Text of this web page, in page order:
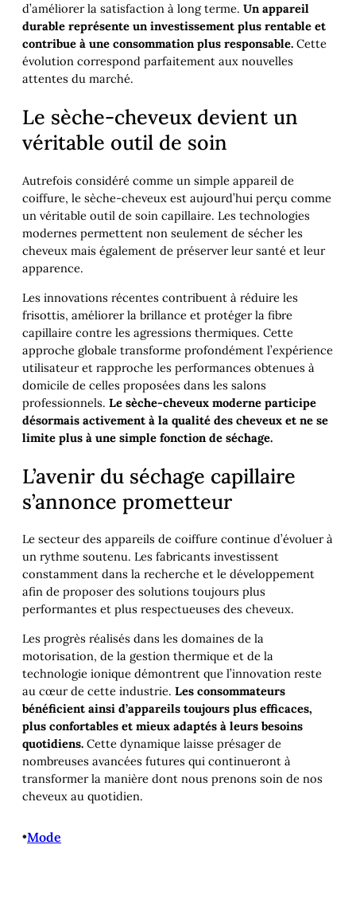
d’améliorer la satisfaction à long terme. Un appareil
durable représente un investissement plus rentable et
contribue à une consommation plus responsable. Cette
évolution correspond parfaitement aux nouvelles
attentes du marché.
Le sèche-cheveux devient un
véritable outil de soin
Autrefois considéré comme un simple appareil de
coiffure, le sèche-cheveux est aujourd’hui perçu comme
un véritable outil de soin capillaire. Les technologies
modernes permettent non seulement de sécher les
cheveux mais également de préserver leur santé et leur
apparence.
Les innovations récentes contribuent à réduire les
frisottis, améliorer la brillance et protéger la fibre
capillaire contre les agressions thermiques. Cette
approche globale transforme profondément l’expérience
utilisateur et rapproche les performances obtenues à
domicile de celles proposées dans les salons
professionnels. Le sèche-cheveux moderne participe
désormais activement à la qualité des cheveux et ne se
limite plus à une simple fonction de séchage.
L’avenir du séchage capillaire
s’annonce prometteur
Le secteur des appareils de coiffure continue d’évoluer à
un rythme soutenu. Les fabricants investissent
constamment dans la recherche et le développement
afin de proposer des solutions toujours plus
performantes et plus respectueuses des cheveux.
Les progrès réalisés dans les domaines de la
motorisation, de la gestion thermique et de la
technologie ionique démontrent que l’innovation reste
au cœur de cette industrie. Les consommateurs
bénéficient ainsi d’appareils toujours plus efficaces,
plus confortables et mieux adaptés à leurs besoins
quotidiens. Cette dynamique laisse présager de
nombreuses avancées futures qui continueront à
transformer la manière dont nous prenons soin de nos
cheveux au quotidien.
•Mode